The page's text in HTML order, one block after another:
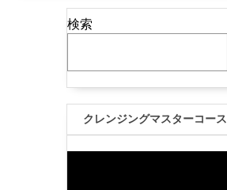
検索
クレンジングマスターコース